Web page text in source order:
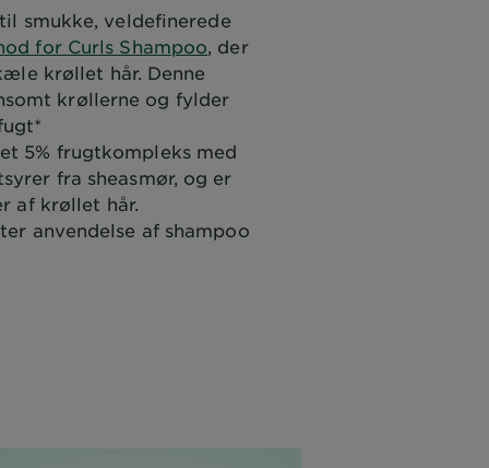
smukke, veldefinerede
for Curls Shampoo , der
krøllet hår. Denne
krøllerne og fylder
5% frugtkompleks med
fra sheasmør, og er
af krøllet hår.
anvendelse af shampoo